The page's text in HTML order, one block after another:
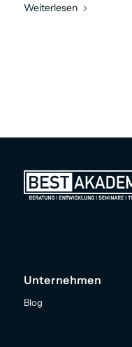
Weiterlesen
Unternehmen
Blog